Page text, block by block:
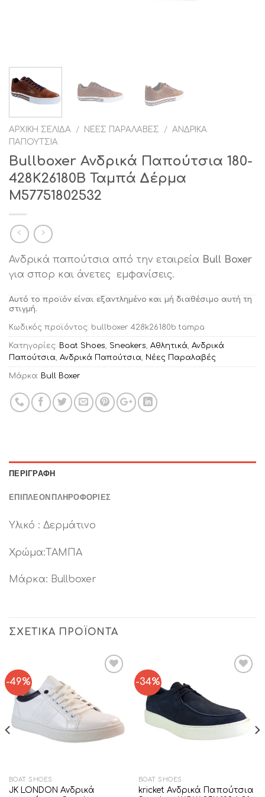
ΑΡΧΙΚΉ ΣΕΛΊΔΑ / ΝΈΕΣ ΠΑΡΑΛΑΒΈΣ / ΑΝΔΡΙΚΆ
ΠΑΠΟΎΤΣΙΑ
Bullboxer Ανδρικά Παπούτσια 180-
428K26180B Ταμπά Δέρμα
M57751802532
Ανδρικά παπούτσια από την εταιρεία Bull Boxer
για σπορ και άνετες εμφανίσεις.
Αυτό το προϊόν είναι εξαντλημένο και μή διαθέσιμο αυτή τη
στιγμή.
Κωδικός προϊόντος: bullboxer 428k26180b tampa
Κατηγορίες: Boat Shoes, Sneakers, Αθλητικά, Ανδρικά
Παπούτσια, Ανδρικά Παπούτσια, Νέες Παραλαβές
Μάρκα: Bull Boxer
ΠΕΡΙΓΡΑΦΉ
ΕΠΙΠΛΈΟΝ ΠΛΗΡΟΦΟΡΊΕΣ
Υλικό : Δερμάτινο
Χρώμα:ΤΑΜΠΑ
Μάρκα: Bullboxer
ΣΧΕΤΙΚΆ ΠΡΟΪΌΝΤΑ
-49%
BOAT SHOES
JK LONDON Ανδρικά
-34%
BOAT SHOES
kricket Ανδρικά Παπούτσια